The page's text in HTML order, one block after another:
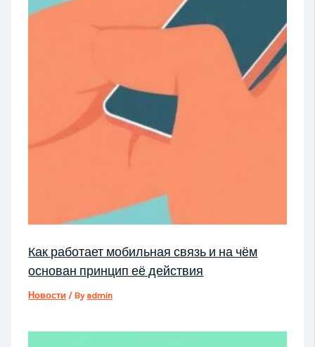
Как работает мобильная связь и на чём
основан принцип её действия
Новости / By admin